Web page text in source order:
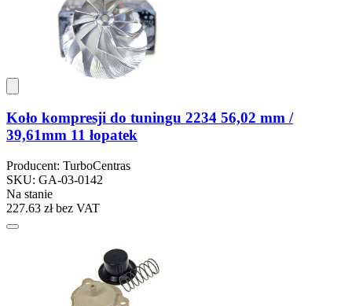
Koło kompresji do tuningu 2234 56,02 mm /
39,61mm 11 łopatek
Producent: TurboCentras
SKU: GA-03-0142
Na stanie
227.63 złbez VAT